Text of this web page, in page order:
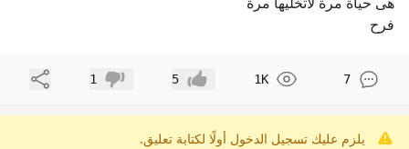
فرح
7
1K إعجاب 5 عدم إعجاب
1 مشاركة
يلزم عليك تسجيل الدخول أولًا لكتابة تعليق.